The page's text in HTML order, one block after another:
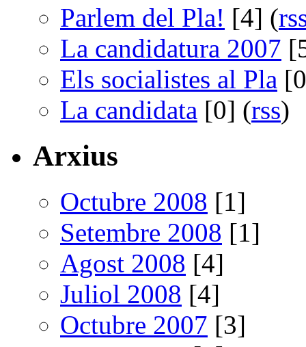
Parlem del Pla! [4] (
La candidatura 2007
Els socialistes al Pla
La candidata [0] (rss)
Arxius
Octubre 2008 [1]
Setembre 2008 [1]
Agost 2008 [4]
Juliol 2008 [4]
Octubre 2007 [3]